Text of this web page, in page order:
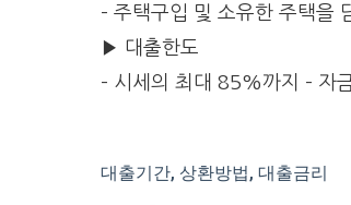
– 주택구입 및 소유한 주택을
▶ 대출한도
– 시세의 최대 85%까지 – 자
대출기간, 상환방법, 대출금리